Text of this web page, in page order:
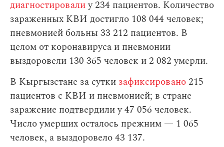
диагностировалиу 234 пациентов. Количество
зараженных КВИ достигло 108 044 человек;
пневмонией больны 33 212 пациентов. В
целом от коронавируса и пневмонии
выздоровели 130 365 человек и 2 082 умерли.
В Кыргызстане за сутки зафиксировано215
пациентов с КВИ и пневмонией; в стране
заражение подтвердили у 47 056 человек.
Число умерших осталось прежним — 1 065
человек, а выздоровело 43 137.